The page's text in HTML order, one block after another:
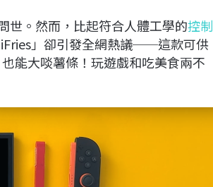
世。 然而，比起符合人體工學的控制
」卻引發全網熱議──這款可供
能大啖薯條！玩遊戲和吃美食兩不